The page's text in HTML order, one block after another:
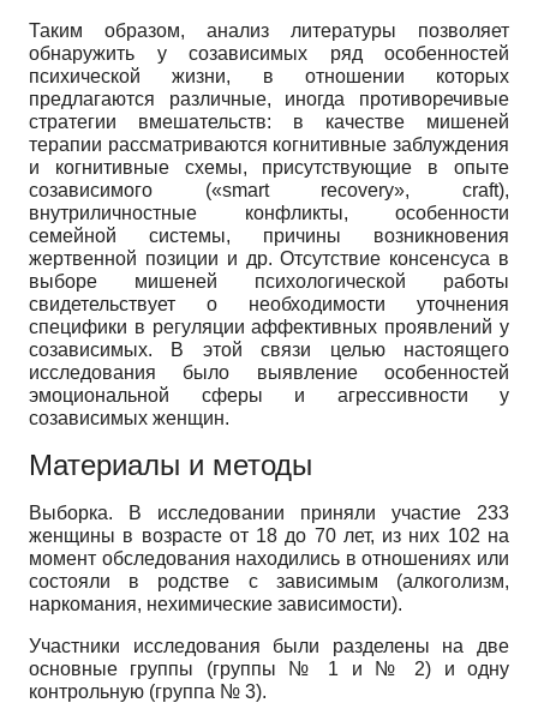
Таким образом, анализ литературы позволяет
обнаружить у созависимых ряд особенностей
психической жизни, в отношении которых
предлагаются различные, иногда противоречивые
стратегии вмешательств: в качестве мишеней
терапии рассматриваются когнитивные заблуждения
и когнитивные схемы, присутствующие в опыте
созависимого («smart recovery», craft),
внутриличностные конфликты, особенности
семейной системы, причины возникновения
жертвенной позиции и др. Отсутствие консенсуса в
выборе мишеней психологической работы
свидетельствует о необходимости уточнения
специфики в регуляции аффективных проявлений у
созависимых. В этой связи целью настоящего
исследования было выявление особенностей
эмоциональной сферы и агрессивности у
созависимых женщин.
Материалы и методы
Выборка. В исследовании приняли участие 233
женщины в возрасте от 18 до 70 лет, из них 102 на
момент обследования находились в отношениях или
состояли в родстве с зависимым (алкоголизм,
наркомания, нехимические зависимости).
Участники исследования были разделены на две
основные группы (группы № 1 и № 2) и одну
контрольную (группа № 3).